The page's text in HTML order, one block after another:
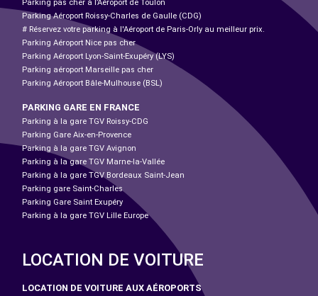
Parking pas cher à l’Aéroport de Toulon
Parking Aéroport Roissy-Charles de Gaulle (CDG)
# Réservez votre parking à l'Aéroport de Paris-Orly au meilleur prix.
Parking Aéroport Nice pas cher
Parking Aéroport Lyon-Saint-Exupéry (LYS)
Parking aéroport Marseille pas cher
Parking Aéroport Bâle-Mulhouse (BSL)
PARKING GARE EN FRANCE
Parking à la gare TGV Roissy-CDG
Parking Gare Aix-en-Provence
Parking à la gare TGV Avignon
Parking à la gare TGV Marne-la-Vallée
Parking à la gare TGV Bordeaux Saint-Jean
Parking gare Saint-Charles
Parking Gare Saint Exupéry
Parking à la gare TGV Lille Europe
LOCATION DE VOITURE
LOCATION DE VOITURE AUX AÉROPORTS